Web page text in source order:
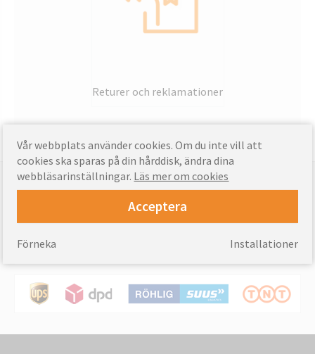
Returer och reklamationer
Betalningar som stöds
Vår webbplats använder cookies. Om du inte vill att
cookies ska sparas på din hårddisk, ändra dina
webbläsarinställningar. Läs mer om cookies
Acceptera
Installationer
Förneka